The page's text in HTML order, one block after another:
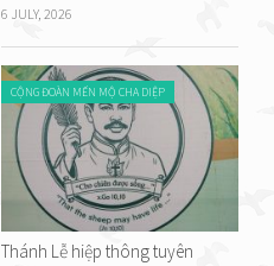
6 JULY, 2026
CỘNG ĐOÀN MẾN MỘ CHA DIỆP
Thánh Lễ hiệp thông tuyên